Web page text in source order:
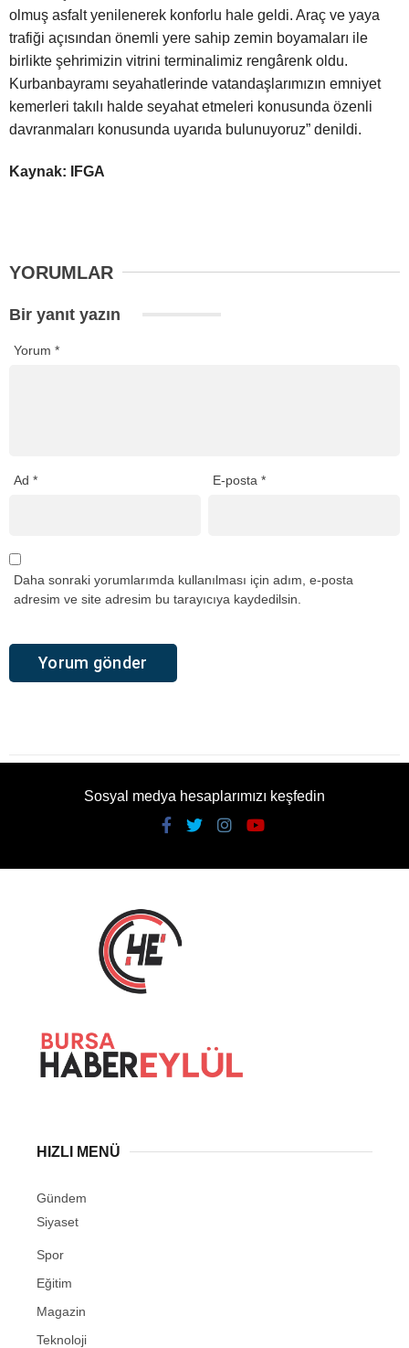
olmuş asfalt yenilenerek konforlu hale geldi. Araç ve yaya
trafiği açısından önemli yere sahip zemin boyamaları ile
birlikte şehrimizin vitrini terminalimiz rengârenk oldu.
Kurbanbayramı seyahatlerinde vatandaşlarımızın emniyet
kemerleri takılı halde seyahat etmeleri konusunda özenli
davranmaları konusunda uyarıda bulunuyoruz” denildi.
Kaynak: IFGA
YORUMLAR
Bir yanıt yazın
Yorum *
Ad * E-posta*
Daha sonraki yorumlarımda kullanılması için adım, e-posta
adresim ve site adresim bu tarayıcıya kaydedilsin.
Sosyal medya hesaplarımızı keşfedin
HIZLI MENÜ
Gündem
Siyaset
Spor
Eğitim
Magazin
Teknoloji